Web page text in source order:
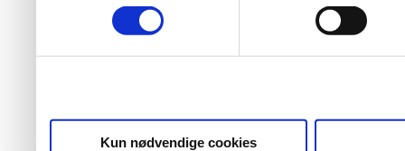
Kun nødvendige cookies